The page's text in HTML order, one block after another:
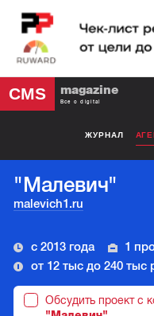
CMS magazine
Все о digital
ЖУРНАЛ
"Малевич"
malevich1.ru
с 2013 года
1
от 12 тыс до 240 тыс
Обсудить проект с